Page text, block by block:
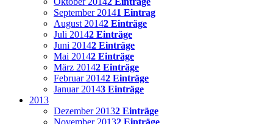
September 20141 Eintrag
August 20142 Einträge
Juli 20142 Einträge
Juni 20142 Einträge
Mai 20142 Einträge
März 20142 Einträge
Februar 20142 Einträge
Januar 20143 Einträge
2013
Dezember 20132 Einträge
November 20132 Einträge